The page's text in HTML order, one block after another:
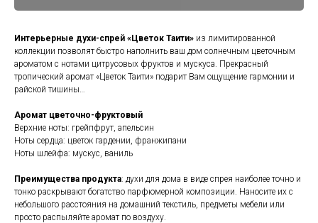
Интерьерные духи-спрей «Цветок Таити» из лимитированной
коллекции позволят быстро наполнить ваш дом солнечным цветочным
ароматом с нотами цитрусовых фруктов и мускуса. Прекрасный
тропический аромат «Цветок Таити» подарит Вам ощущение гармонии и
райской тишины…
Аромат цветочно-фруктовый
Верхние ноты: грейпфрут, апельсин
Ноты сердца: цветок гардении, франжипани
Ноты шлейфа: мускус, ваниль
Преимущества продукта: духи для дома в виде спрея наиболее точно и
тонко раскрывают богатство парфюмерной композиции. Наносите их с
небольшого расстояния на домашний текстиль, предметы мебели или
просто распыляйте аромат по воздуху.